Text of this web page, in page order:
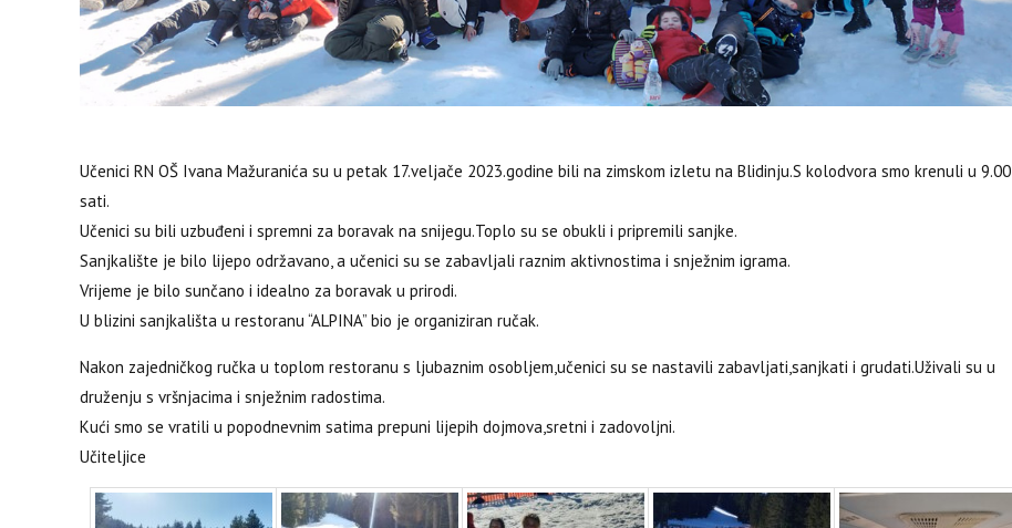
Učenici RN OŠ Ivana Mažuranića su u petak 17.veljače 2023.godine bili na zimskom izletu na Blidinju.S kolodvora smo krenuli u 9.00
sati.
Učenici su bili uzbuđeni i spremni za boravak na snijegu.Toplo su se obukli i pripremili sanjke.
Sanjkalište je bilo lijepo održavano, a učenici su se zabavljali raznim aktivnostima i snježnim igrama.
Vrijeme je bilo sunčano i idealno za boravak u prirodi.
U blizini sanjkališta u restoranu “ALPINA” bio je organiziran ručak.
Nakon zajedničkog ručka u toplom restoranu s ljubaznim osobljem,učenici su se nastavili zabavljati,sanjkati i grudati.Uživali su u
druženju s vršnjacima i snježnim radostima.
Kući smo se vratili u popodnevnim satima prepuni lijepih dojmova,sretni i zadovoljni.
Učiteljice